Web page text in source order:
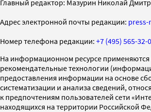
Главный редактор: Мазурин Николай
Адрес электронной почты редакции: press-
Номер телефона редакции: +7 (495) 565-32-
На информационном ресурсе применяются
рекомендательные технологии
предоставления информации на основе
систематизации и анализа сведений,
к предпочтениям пользователей сети
находящихся на территории Российской